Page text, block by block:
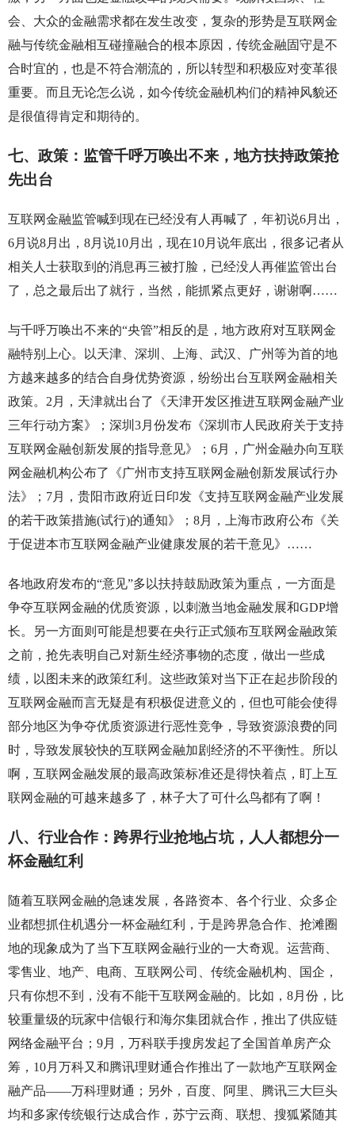
会、大众的金融需求都在发生改变，复杂的形势是互联网金
融与传统金融相互碰撞融合的根本原因，传统金融固守是不
合时宜的，也是不符合潮流的，所以转型和积极应对变革很
重要。而且无论怎么说，如今传统金融机构们的精神风貌还
是很值得肯定和期待的。
七、政策：监管千呼万唤出不来，地方扶持政策抢
先出台
互联网金融监管喊到现在已经没有人再喊了，年初说6月出，
6月说8月出，8月说10月出，现在10月说年底出，很多记者从
相关人士获取到的消息再三被打脸，已经没人再催监管出台
了，总之最后出了就行，当然，能抓紧点更好，谢谢啊……
与千呼万唤出不来的“央管”相反的是，地方政府对互联网金
融特别上心。以天津、深圳、上海、武汉、广州等为首的地
方越来越多的结合自身优势资源，纷纷出台互联网金融相关
政策。2月，天津就出台了《天津开发区推进互联网金融产业
三年行动方案》；深圳3月份发布《深圳市人民政府关于支持
互联网金融创新发展的指导意见》；6月，广州金融办向互联
网金融机构公布了《广州市支持互联网金融创新发展试行办
法》；7月，贵阳市政府近日印发《支持互联网金融产业发展
的若干政策措施(试行)的通知》；8月，上海市政府公布《关
于促进本市互联网金融产业健康发展的若干意见》……
各地政府发布的“意见”多以扶持鼓励政策为重点，一方面是
争夺互联网金融的优质资源，以刺激当地金融发展和GDP增
长。另一方面则可能是想要在央行正式颁布互联网金融政策
之前，抢先表明自己对新生经济事物的态度，做出一些成
绩，以图未来的政策红利。这些政策对当下正在起步阶段的
互联网金融而言无疑是有积极促进意义的，但也可能会使得
部分地区为争夺优质资源进行恶性竞争，导致资源浪费的同
时，导致发展较快的互联网金融加剧经济的不平衡性。所以
啊，互联网金融发展的最高政策标准还是得快着点，盯上互
联网金融的可越来越多了，林子大了可什么鸟都有了啊！
八、行业合作：跨界行业抢地占坑，人人都想分一
杯金融红利
随着互联网金融的急速发展，各路资本、各个行业、众多企
业都想抓住机遇分一杯金融红利，于是跨界急合作、抢滩圈
地的现象成为了当下互联网金融行业的一大奇观。运营商、
零售业、地产、电商、互联网公司、传统金融机构、国企，
只有你想不到，没有不能干互联网金融的。比如，8月份，比
较重量级的玩家中信银行和海尔集团就合作，推出了供应链
网络金融平台；9月，万科联手搜房发起了全国首单房产众
筹，10月万科又和腾讯理财通合作推出了一款地产互联网金
融产品——万科理财通；另外，百度、阿里、腾讯三大巨头
均和多家传统银行达成合作，苏宁云商、联想、搜狐紧随其